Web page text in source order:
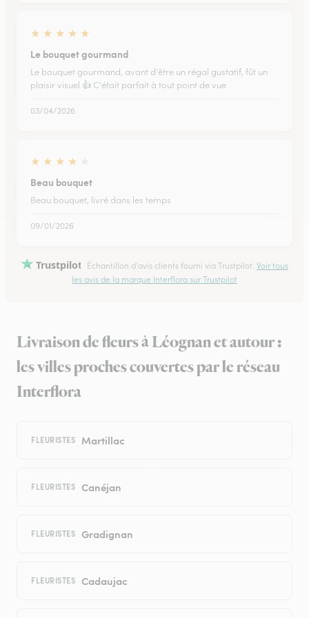
★ ★ ★ ★ ★
Le bouquet gourmand
Le bouquet gourmand, avant d'être un régal gustatif, fût un
plaisir visuel 👍 C'était parfait à tout point de vue
03/04/2026
★ ★ ★ ★
Beau bouquet
Beau bouquet, livré dans les temps
09/01/2026
Trustpilot Échantillon d'avis clients fourni via Trustpilot. Voir tous
les avis de la marque Interflora sur Trustpilot
Livraison de fleurs à Léognan et autour :
les villes proches couvertes par le réseau
Interflora
FLEURISTES Martillac
FLEURISTES Canéjan
FLEURISTES Gradignan
FLEURISTES Cadaujac